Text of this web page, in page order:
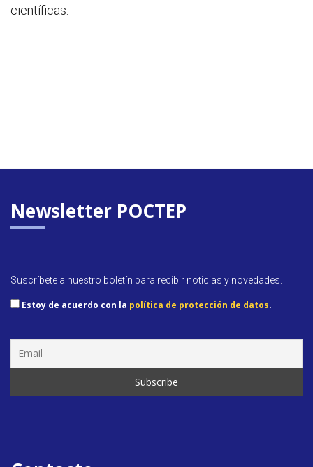
científicas.
Newsletter POCTEP
Suscríbete a nuestro boletín para recibir noticias y novedades.
Estoy de acuerdo con la política de protección de datos.